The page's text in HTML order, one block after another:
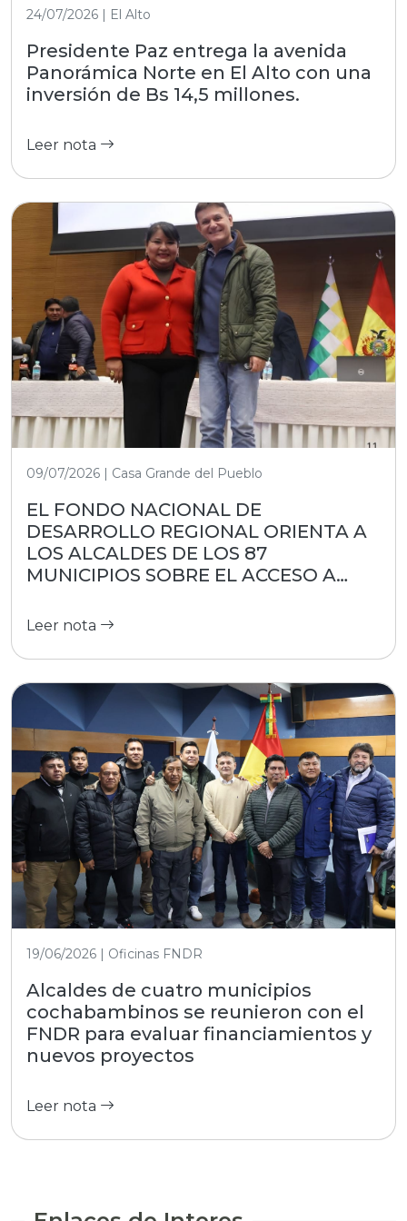
24/07/2026 | El Alto
Presidente Paz entrega la avenida
Panorámica Norte en El Alto con una
inversión de Bs 14,5 millones.
Leer nota
09/07/2026 | Casa Grande del Pueblo
EL FONDO NACIONAL DE
DESARROLLO REGIONAL ORIENTA A
LOS ALCALDES DE LOS 87
MUNICIPIOS SOBRE EL ACCESO A
Leer nota
19/06/2026 | Oficinas FNDR
Alcaldes de cuatro municipios
cochabambinos se reunieron con el
FNDR para evaluar financiamientos y
nuevos proyectos
Leer nota